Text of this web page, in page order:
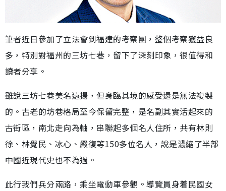
筆者近日參加了立法會到福建的考察團，整個考察獲益良
多，特別對福州的三坊七巷，留下了深刻印象，很值得和
讀者分享。
雖說三坊七巷美名遠揚，但身臨其境的感受還是無法複製
的。古老的坊巷格局至今保留完整，是名副其實活起來的
古街區，南北走向為軸，串聯起多個名人住所，共有林則
徐、林覺民、冰心、嚴復等150多位名人，說是濃縮了半部
中國近現代史也不為過。
此行我們兵分兩路，乘坐電動車參觀。導覽員身着民國女